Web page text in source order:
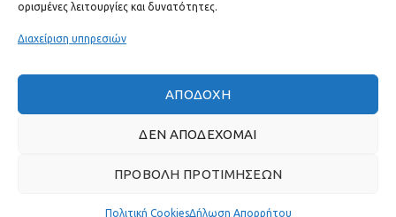
ορισμένες λειτουργίες και δυνατότητες.
Διαχείριση υπηρεσιών
ΑΠΟΔΟΧΉ
ΔΕΝ ΑΠΟΔΈΧΟΜΑΙ
ΠΡΟΒΟΛΉ ΠΡΟΤΙΜΉΣΕΩΝ
Πολιτική CookiesΔήλωση Απορρήτου
Πραγματικές κριτικές πελατών
2022 ΔΗΜΙΟΥΡΓΗΘΗΚΕ ΑΠΟ ΤΗΝTHE PLAN P